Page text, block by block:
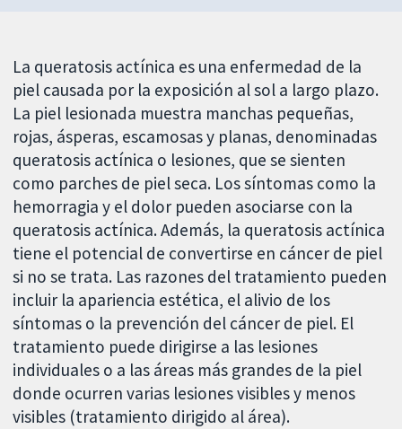
La queratosis actínica es una enfermedad de la
piel causada por la exposición al sol a largo plazo.
La piel lesionada muestra manchas pequeñas,
rojas, ásperas, escamosas y planas, denominadas
queratosis actínica o lesiones, que se sienten
como parches de piel seca. Los síntomas como la
hemorragia y el dolor pueden asociarse con la
queratosis actínica. Además, la queratosis actínica
tiene el potencial de convertirse en cáncer de piel
si no se trata. Las razones del tratamiento pueden
incluir la apariencia estética, el alivio de los
síntomas o la prevención del cáncer de piel. El
tratamiento puede dirigirse a las lesiones
individuales o a las áreas más grandes de la piel
donde ocurren varias lesiones visibles y menos
visibles (tratamiento dirigido al área).